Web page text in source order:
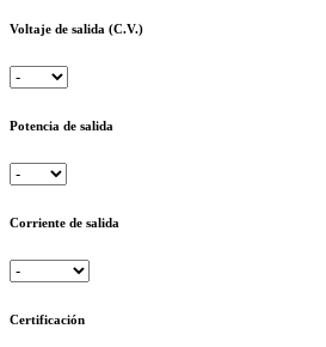
Voltaje de salida (C.V.)
Potencia de salida
Corriente de salida
Certificación